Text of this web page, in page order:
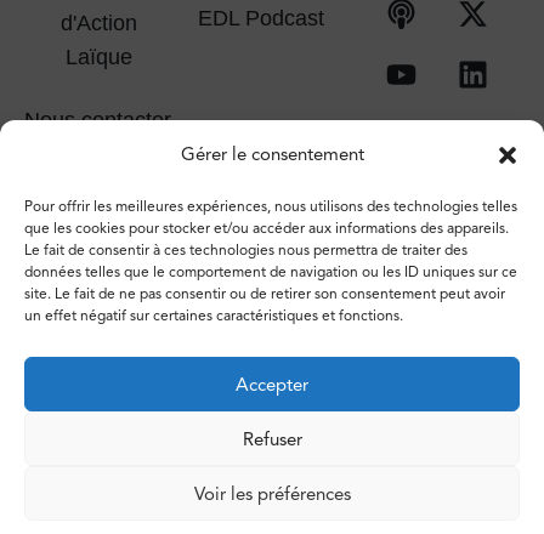
Gérer le consentement
Pour offrir les meilleures expériences, nous utilisons des technologies telles
que les cookies pour stocker et/ou accéder aux informations des appareils.
Le fait de consentir à ces technologies nous permettra de traiter des
données telles que le comportement de navigation ou les ID uniques sur ce
site. Le fait de ne pas consentir ou de retirer son consentement peut avoir
un effet négatif sur certaines caractéristiques et fonctions.
Accepter
Refuser
Voir les préférences
d'Action
Laïque
Nous contacter
EDL Podcast
Vie privée Politique de cookies